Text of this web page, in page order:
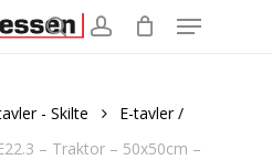
Menu
- Skilte
E-tavler /
– Traktor – 50x50cm –